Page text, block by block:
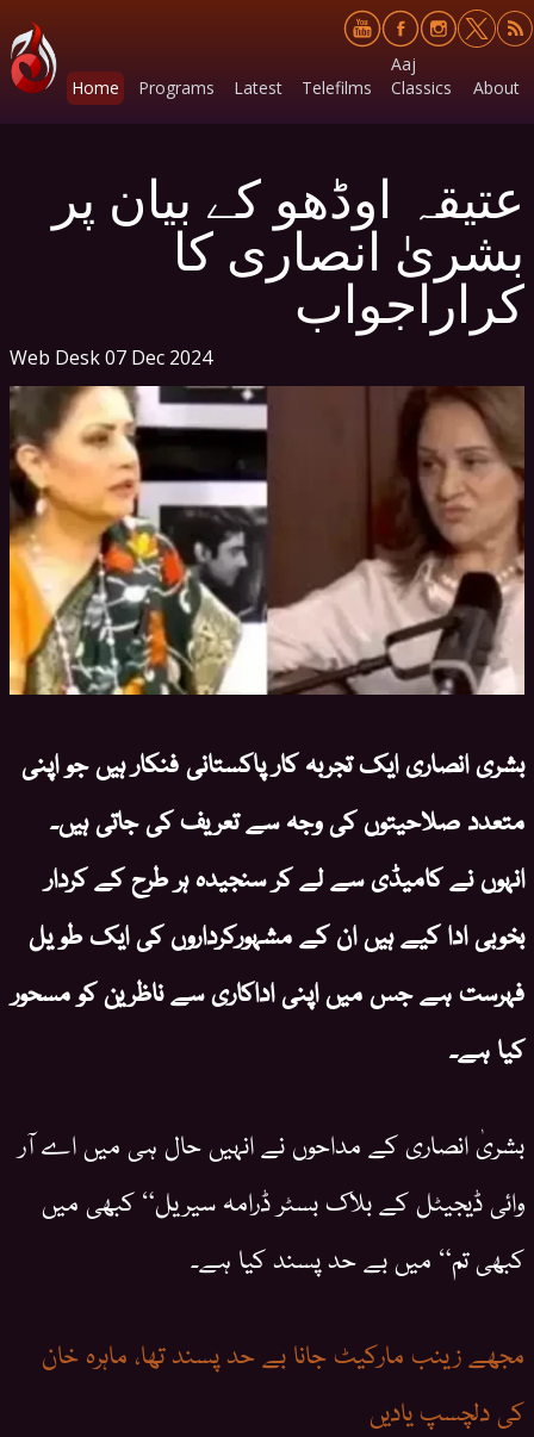
Home Programs Latest Telefilms
Aaj
Classics
About
عتیقہ اوڈھو کے بیان پر
بشریٰ انصاری کا
کراراجواب
Web Desk07 Dec 2024
بشری انصاری ایک تجربہ کار پاکستانی فنکار ہیں جو اپنی
متعدد صلاحیتوں کی وجہ سے تعریف کی جاتی ہیں۔
انہوں نے کامیڈی سے لے کر سنجیدہ ہر طرح کے کردار
بخوبی ادا کیے ہیں ان کے مشہورکرداروں کی ایک طو یل
فہرست ہے جس میں اپنی اداکاری سے ناظرین کو مسحور
کیا ہے۔
بشریٰ انصاری کے مداحوں نے انہیں حال ہی میں اے آر
وائی ڈیجیٹل کے بلاک بسٹر ڈرامہ سیریل“ کبھی میں
کبھی تم“ میں بے حد پسند کیا ہے۔
مجھے زینب مارکیٹ جانا بے حد پسند تھا، ماہرہ خان
کی دلچسپ یادیں